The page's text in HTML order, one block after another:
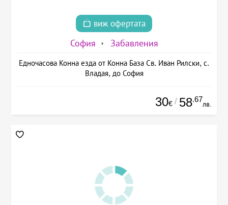
виж офертата
София Забавления
Едночасова Конна езда от Конна База Св. Иван Рилски, с.
Владая, до София
30€ / 58.67
лв.